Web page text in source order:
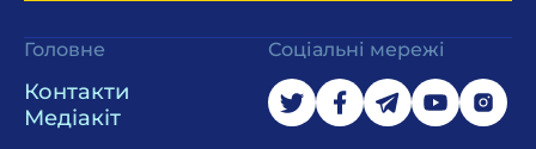
Головне
Контакти
Медіакіт
Соціальні мережі